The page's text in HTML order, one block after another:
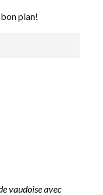
plan!
vaudoise avec